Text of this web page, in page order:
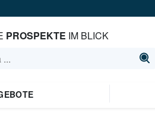
PROSPEKTE IM BLICK